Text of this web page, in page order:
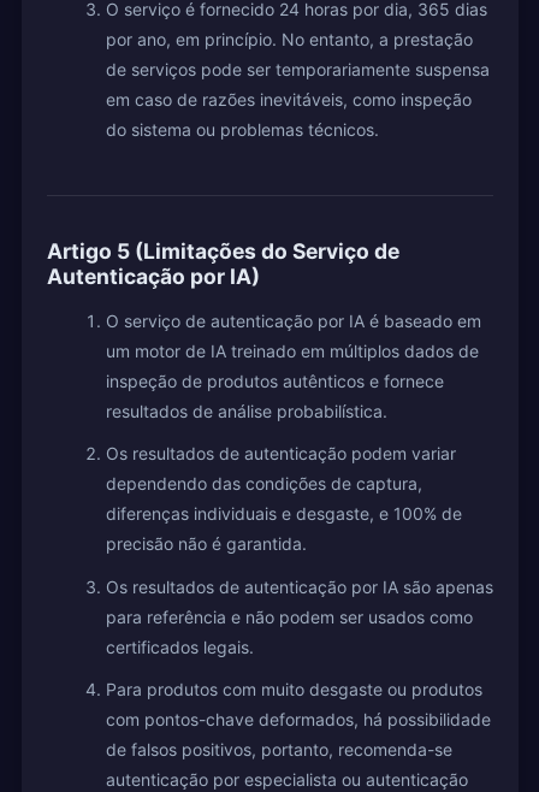
O serviço é fornecido 24 horas por dia, 365 dias
por ano, em princípio. No entanto, a prestação
de serviços pode ser temporariamente suspensa
em caso de razões inevitáveis, como inspeção
do sistema ou problemas técnicos.
Artigo 5 (Limitações do Serviço de
Autenticação por IA)
O serviço de autenticação por IA é baseado em
um motor de IA treinado em múltiplos dados de
inspeção de produtos autênticos e fornece
resultados de análise probabilística.
Os resultados de autenticação podem variar
dependendo das condições de captura,
diferenças individuais e desgaste, e 100% de
precisão não é garantida.
Os resultados de autenticação por IA são apenas
para referência e não podem ser usados como
certificados legais.
Para produtos com muito desgaste ou produtos
com pontos-chave deformados, há possibilidade
de falsos positivos, portanto, recomenda-se
autenticação por especialista ou autenticação